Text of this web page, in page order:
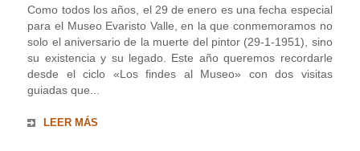
Como todos los años, el 29 de enero es una fecha especial
para el Museo Evaristo Valle, en la que conmemoramos no
solo el aniversario de la muerte del pintor (29-1-1951), sino
su existencia y su legado. Este año queremos recordarle
desde el ciclo «Los findes al Museo» con dos visitas
guiadas que...
LEER MÁS